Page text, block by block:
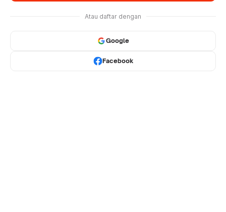
Atau daftar dengan
Google
Facebook